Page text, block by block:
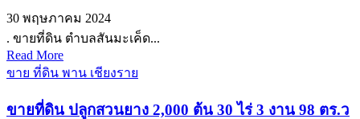
30 พฤษภาคม 2024
. ขายที่ดิน ตำบลสันมะเค็ด...
Read More
ขาย ที่ดิน พาน เชียงราย
ขายที่ดิน ปลูกสวนยาง 2,000 ต้น 30 ไร่ 3 งาน 98 ตร.ว